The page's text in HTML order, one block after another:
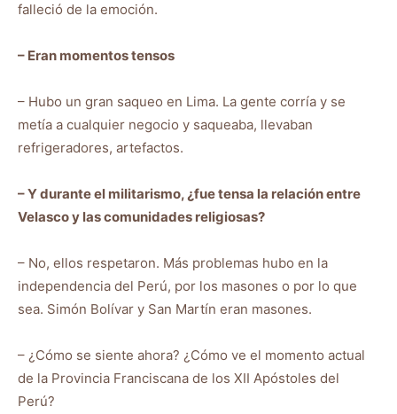
falleció de la emoción.
– Eran momentos tensos
– Hubo un gran saqueo en Lima. La gente corría y se
metía a cualquier negocio y saqueaba, llevaban
refrigeradores, artefactos.
– Y durante el militarismo, ¿fue tensa la relación entre
Velasco y las comunidades religiosas?
– No, ellos respetaron. Más problemas hubo en la
independencia del Perú, por los masones o por lo que
sea. Simón Bolívar y San Martín eran masones.
– ¿Cómo se siente ahora? ¿Cómo ve el momento actual
de la Provincia Franciscana de los XII Apóstoles del
Perú?